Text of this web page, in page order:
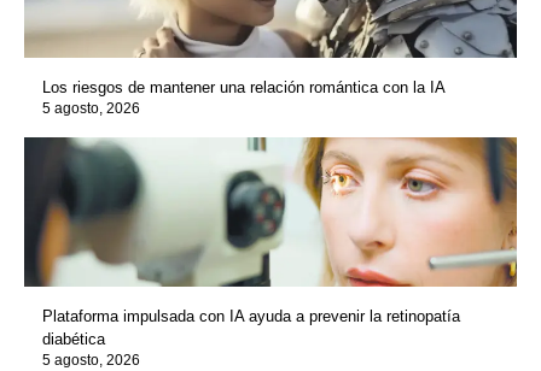
Los riesgos de mantener una relación romántica con la IA
5 agosto, 2026
Plataforma impulsada con IA ayuda a prevenir la retinopatía
diabética
5 agosto, 2026